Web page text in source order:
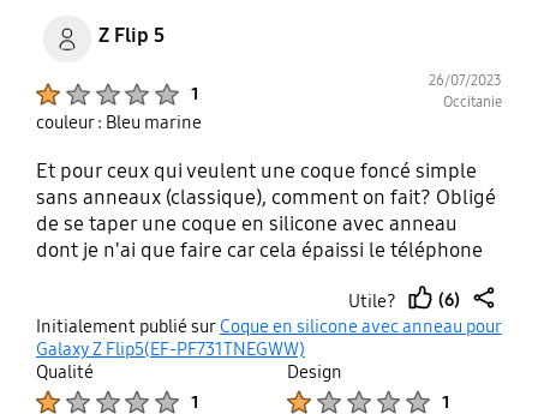
Z Flip 5
1
26/07/2023
Occitanie
couleur : Bleu marine
Et pour ceux qui veulent une coque foncé simple
sans anneaux (classique), comment on fait? Obligé
de se taper une coque en silicone avec anneau
dont je n'ai que faire car cela épaissi le téléphone
l'arrière qui ne sert à rien à part alourdir le
téléphone et le rendre plus encombrant ou une
coque interchangeable avec des fonds d'écrans
dynamiques pour adolescents..
Utile?
thumb
(6)
share
Initialement publié surCoque en silicone avec anneau pour
Galaxy Z Flip5(EF-PF731TNEGWW)
Qualité
1
Design
1